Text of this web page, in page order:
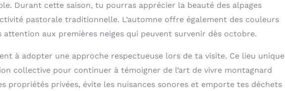
Durant cette saison, tu pourras apprécier la beauté des alpages
pastorale traditionnelle. L’automne offre également des couleurs
attention aux premières neiges qui peuvent survenir dès octobre.
à adopter une approche respectueuse lors de ta visite. Ce lieu unique
collective pour continuer à témoigner de l’art de vivre montagnard
propriétés privées, évite les nuisances sonores et emporte tes déchets